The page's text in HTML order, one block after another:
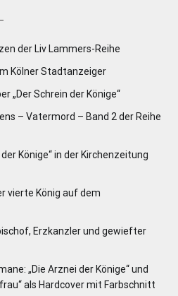
der Liv Lammers-Reihe
Kölner Stadtanzeiger
„Der Schrein der Könige“
– Vatermord – Band 2 der Reihe
Könige“ in der Kirchenzeitung
vierte König auf dem
Erzkanzler und gewiefter
„Die Arznei der Könige“ und
als Hardcover mit Farbschnitt